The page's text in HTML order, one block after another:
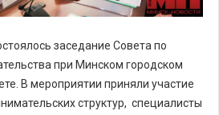
заседание Совета по
при Минском городском
В мероприятии приняли участие
структур, специалисты